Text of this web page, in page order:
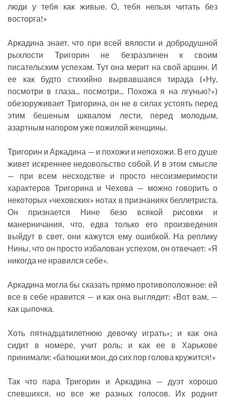
люди у тебя как живые. О, тебя нельзя читать без
восторга!»
Аркадина знает, что при всей вялости и добродушной
рыхлости Тригорин не безразличен к своим
писательским успехам. Тут она мерит на свой аршин. И
ее как будто стихийно вырвавшаяся тирада («Ну,
посмотри в глаза... посмотри... Похожа я на лгунью?»)
обезоруживает Тригорина, он не в силах устоять перед
этим бешеным шквалом лести, перед молодым,
азартным напором уже пожилой женщины.
Тригорин и Аркадина — и похожи и непохожи. В его душе
живет искреннее недовольство собой. И в этом смысле
— при всем несходстве и просто несоизмеримости
характеров Тригорина и Чехова — можно говорить о
некоторых «чеховских» нотах в признаниях беллетриста.
Он признается Нине безо всякой рисовки и
манерничания, что, едва только его произведения
выйдут в свет, они кажутся ему ошибкой. На реплику
Нины, что он просто избалован успехом, он отвечает: «Я
никогда не нравился себе».
Аркадина могла бы сказать прямо противоположное: ей
все в себе нравится — и как она выглядит: «Вот вам, —
как цыпочка.
Хоть пятнадцатилетнюю девочку играть»; и как она
сидит в номере, учит роль; и как ее в Харькове
принимали: «батюшки мои, до сих пор голова кружится!»
Так что пара Тригорин и Аркадина — дуэт хорошо
спевшихся, но все же разных голосов. Их роднит